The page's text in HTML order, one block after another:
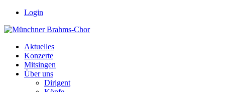
Login
Aktuelles
Konzerte
Mitsingen
Über uns
Dirigent